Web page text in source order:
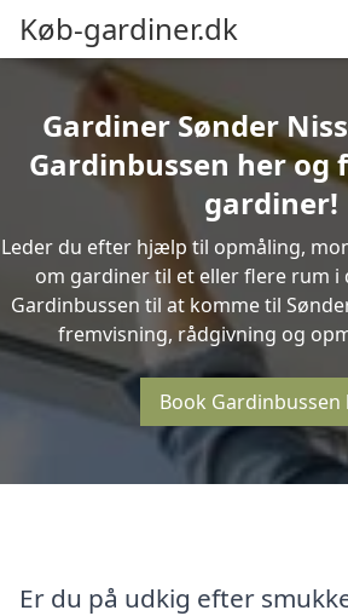
Køb-gardiner.dk
Gardiner Sønder
Gardinbussen her og
gardiner!
Leder du efter hjælp til opmåling,
om gardiner til et eller flere rum i
Gardinbussen til at komme til
fremvisning, rådgivning og
Book Gardinbussen
Er du på udkig efter